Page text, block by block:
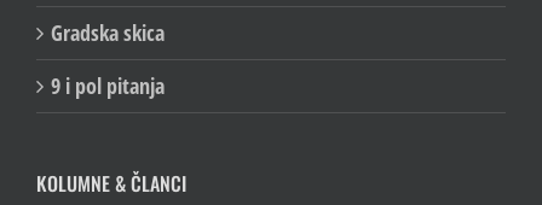
Gradska skica
9 i pol pitanja
KOLUMNE & ČLANCI